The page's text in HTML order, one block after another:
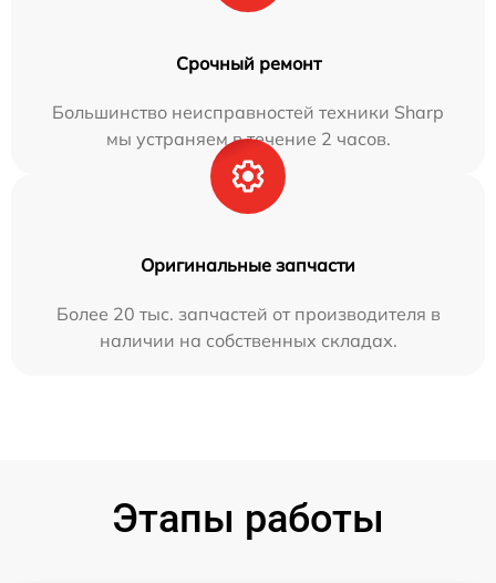
Срочный ремонт
Большинство неисправностей техники Sharp
мы устраняем в течение 2 часов.
Оригинальные запчасти
Более 20 тыс. запчастей от производителя в
наличии на собственных складах.
Этапы работы